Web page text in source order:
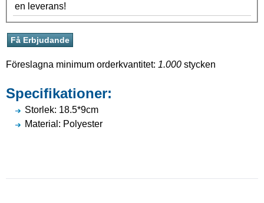
en leverans!
Föreslagna minimum orderkvantitet: 1.000 stycken
Specifikationer:
Storlek: 18.5*9cm
Material: Polyester